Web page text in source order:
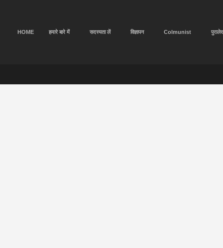
HOME हमारे बारे में सदस्यता लें विज्ञापन Colmunist